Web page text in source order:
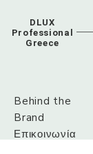
DLUX
Professional
Greece
Behind the
Brand
Επικοινωνία